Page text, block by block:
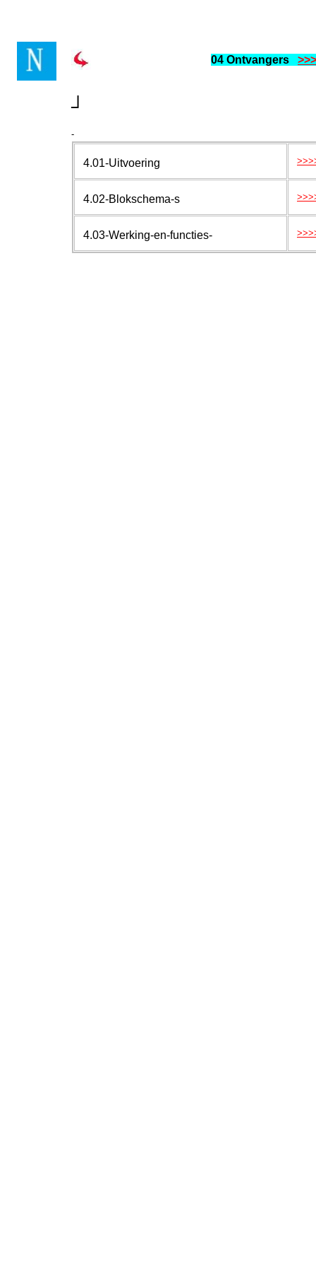
┘
-
4.01-Uitvoering
4.02-Blokschema-s
4.03-Werking-en-functies-
04 Ontvangers >>>